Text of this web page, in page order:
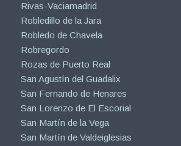
Rivas-Vaciamadrid
Robledillo de la Jara
Robledo de Chavela
Robregordo
Rozas de Puerto Real
San Agustín del Guadalix
San Fernando de Henares
San Lorenzo de El Escorial
San Martín de la Vega
San Martín de Valdeiglesias